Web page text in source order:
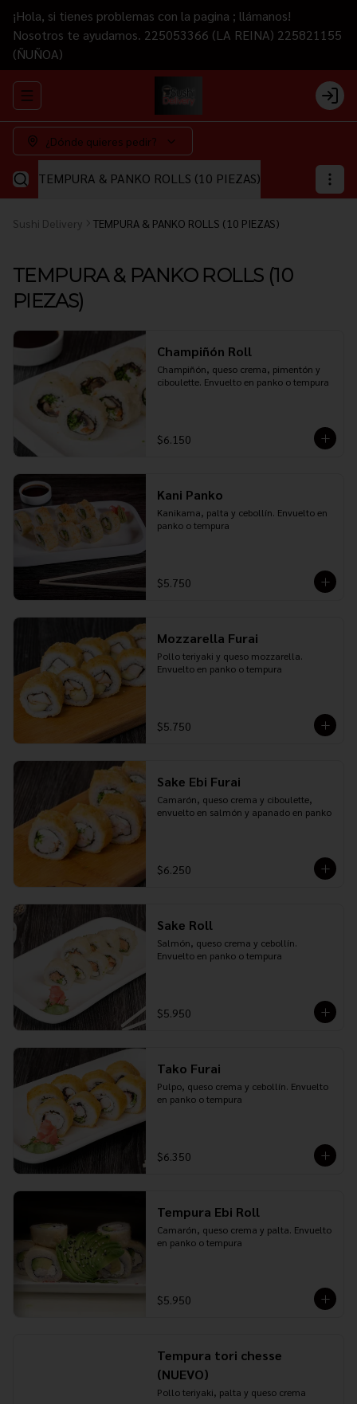
¡Hola, si tienes problemas con la pagina ; llámanos!
Nosotros te ayudamos. 225053366 (LA REINA) 225821155
(ÑUÑOA)
Abrir menu de navegación Login
¿Dónde quieres pedir?
TEMPURA & PANKO ROLLS (10 PIEZAS)
Sushi Delivery TEMPURA & PANKO ROLLS (10 PIEZAS)
TEMPURA & PANKO ROLLS (10
PIEZAS)
Champiñón Roll
Champiñón, queso crema, pimentón y
ciboulette. Envuelto en panko o tempura
$6.150
Kani Panko
Kanikama, palta y cebollín. Envuelto en
panko o tempura
$5.750
Mozzarella Furai
Pollo teriyaki y queso mozzarella.
Envuelto en panko o tempura
$5.750
Sake Ebi Furai
Camarón, queso crema y ciboulette,
envuelto en salmón y apanado en panko
$6.250
Sake Roll
Salmón, queso crema y cebollín.
Envuelto en panko o tempura
$5.950
Tako Furai
Pulpo, queso crema y cebollín. Envuelto
en panko o tempura
$6.350
Tempura Ebi Roll
Camarón, queso crema y palta. Envuelto
en panko o tempura
$5.950
Tempura tori chesse
(NUEVO)
Pollo teriyaki, palta y queso crema